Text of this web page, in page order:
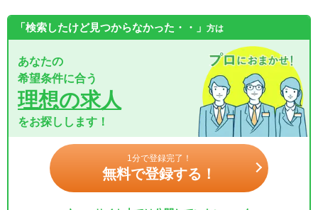
「検索したけど見つからなかった・・」 方は
あなたの
希望条件に合う
理想の求人
をお探しします！
1分で登録完了！
無料で登録する！